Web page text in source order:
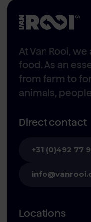
At Van Rooi,
food. As an
from farm to
animals,
Direct contact
+31 (0)492 77
Locations